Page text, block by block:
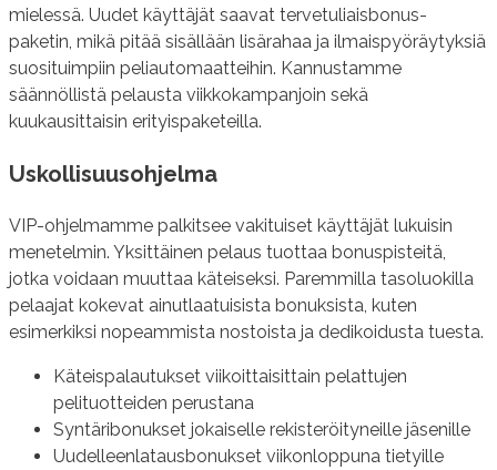
mielessä. Uudet käyttäjät saavat tervetuliaisbonus-
paketin, mikä pitää sisällään lisärahaa ja ilmaispyöräytyksiä
suosituimpiin peliautomaatteihin. Kannustamme
säännöllistä pelausta viikkokampanjoin sekä
kuukausittaisin erityispaketeilla.
Uskollisuusohjelma
VIP-ohjelmamme palkitsee vakituiset käyttäjät lukuisin
menetelmin. Yksittäinen pelaus tuottaa bonuspisteitä,
jotka voidaan muuttaa käteiseksi. Paremmilla tasoluokilla
pelaajat kokevat ainutlaatuisista bonuksista, kuten
esimerkiksi nopeammista nostoista ja dedikoidusta tuesta.
Käteispalautukset viikoittaisittain pelattujen
pelituotteiden perustana
Syntäribonukset jokaiselle rekisteröityneille jäsenille
Uudelleenlatausbonukset viikonloppuna tietyille